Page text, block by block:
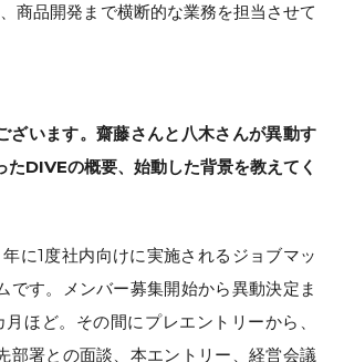
商品開発まで横断的な業務を担当させて
います。齋藤さんと八木さんが異動す
たDIVEの概要、始動した背景を教えてく
に1度社内向けに実施されるジョブマッ
です。メンバー募集開始から異動決定ま
ほど。その間にプレエントリーから、
部署との面談、本エントリー、経営会議